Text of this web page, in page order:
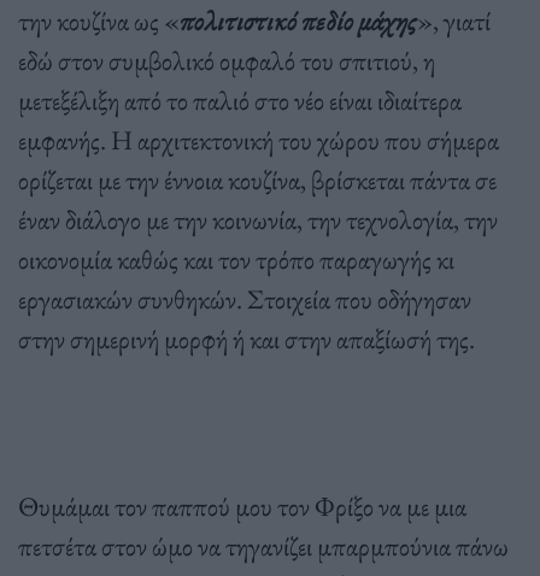
την κουζίνα ως «πολιτιστικό πεδίο μάχης», γιατί
εδώ στον συμβολικό ομφαλό του σπιτιού, η
μετεξέλιξη από το παλιό στο νέο είναι ιδιαίτερα
εμφανής. Η αρχιτεκτονική του χώρου που σήμερα
ορίζεται με την έννοια κουζίνα, βρίσκεται πάντα σε
έναν διάλογο με την κοινωνία, την τεχνολογία, την
οικονομία καθώς και τον τρόπο παραγωγής κι
εργασιακών συνθηκών. Στοιχεία που οδήγησαν
στην σημερινή μορφή ή και στην απαξίωσή της.
Θυμάμαι τον παππού μου τον Φρίξο να με μια
πετσέτα στον ώμο να τηγανίζει μπαρμπούνια πάνω